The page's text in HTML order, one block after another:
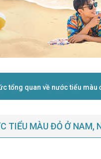
tổng quan về nước tiểu màu
TIỂU MÀU ĐỎ Ở NAM,